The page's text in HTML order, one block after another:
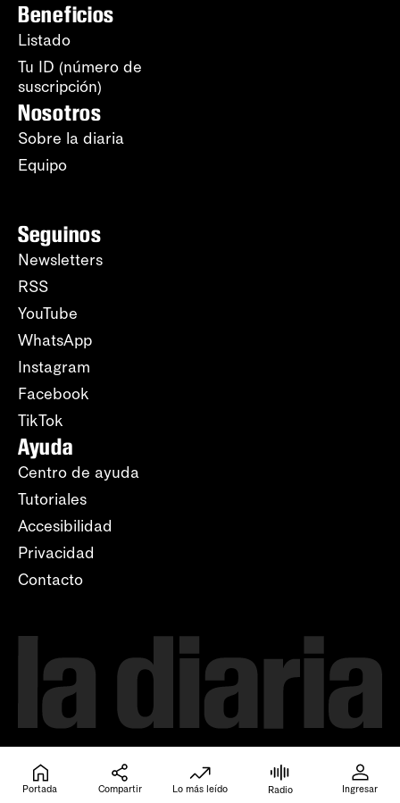
Beneficios
Listado
Tu ID (número de
suscripción)
Nosotros
Sobre la diaria
Equipo
Seguinos
Newsletters
RSS
YouTube
WhatsApp
Instagram
Facebook
TikTok
Ayuda
Centro de ayuda
Tutoriales
Accesibilidad
Privacidad
Contacto
Portada Compartir Lo más leído Radio Ingresar